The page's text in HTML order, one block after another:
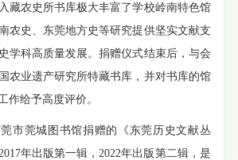
藏农史所书库极大丰富了学校岭南特色馆
农史、东莞地方史等研究提供坚实文献支
学科高质量发展。捐赠仪式结束后，与会
农业遗产研究所特藏书库，并对书库的馆
作给予高度评价。
市莞城图书馆捐赠的《东莞历史文献丛
年出版第一辑，2022年出版第二辑，是